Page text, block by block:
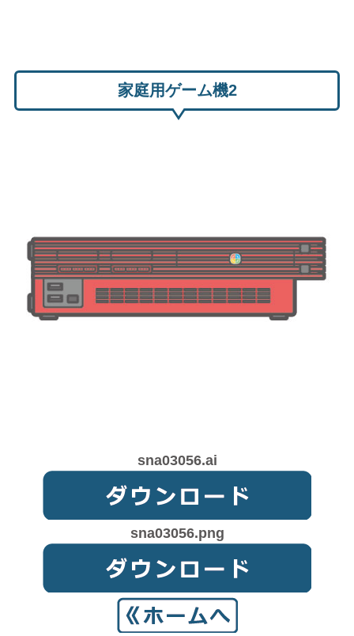
家庭用ゲーム機2
sna03056.ai
sna03056.png